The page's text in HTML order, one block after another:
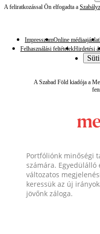
A feliratkozással Ön elfogadta a
ImpresszumOnline médiaajánlat
Felhasználási feltételekHirdetési
A Szabad Föld kiadója a
Portfóliónk minőségi
számára. Egyedülálló
változatos
keressük az új
jövőnk záloga.